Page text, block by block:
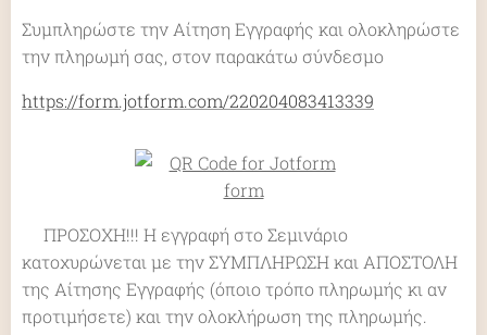
Συμπληρώστε την Αίτηση Εγγραφής και ολοκληρώστε
την πληρωμή σας, στον παρακάτω σύνδεσμο
https://form.jotform.com/220204083413339
🚩ΠΡΟΣΟΧΗ!!! Η εγγραφή στο Σεμινάριο
κατοχυρώνεται με την ΣΥΜΠΛΗΡΩΣΗ και ΑΠΟΣΤΟΛΗ
της Αίτησης Εγγραφής (όποιο τρόπο πληρωμής κι αν
προτιμήσετε) και την ολοκλήρωση της πληρωμής.